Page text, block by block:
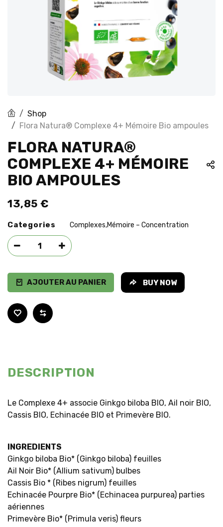
Shop
Flora Natura® Complexe 4+ Mémoire Bio ampoules
FLORA NATURA®
COMPLEXE 4+ MÉMOIRE
BIO AMPOULES
13,85 €
Categories Complexes,Mémoire – Concentration
AJOUTER AU PANIER BUY NOW
DESCRIPTION
Le Complexe 4+ associe Ginkgo biloba BIO, Ail noir BIO,
Cassis BIO, Echinacée BIO et Primevère BIO.
INGREDIENTS
Ginkgo biloba Bio* (Ginkgo biloba) feuilles
Ail Noir Bio* (Allium sativum) bulbes
Cassis Bio * (Ribes nigrum) feuilles
Echinacée Pourpre Bio* (Echinacea purpurea) parties
aériennes
Primevère Bio* (Primula veris) fleurs